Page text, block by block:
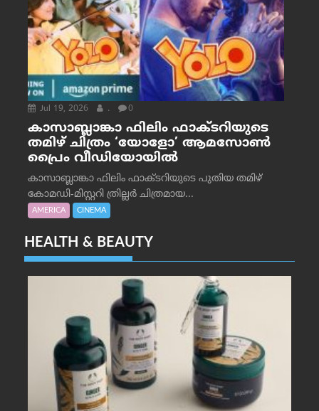
Jul 19, 2026 . 0
കാസാബ്ലാങ്കാ ഫിലിം ഫാക്ടറിയുടെ
തമിഴ് ചിത്രം ‘യോളോ’ ആമസോൺ
പ്രൈം വീഡിയോയിൽ
കാസാബ്ലാങ്കാ ഫിലിം ഫാക്ടറിയുടെ പുതിയ തമിഴ്
കോമഡി-മിസ്റ്ററി ത്രില്ലർ ചിത്രമായ...
AMERICA CINEMA
HEALTH & BEAUTY